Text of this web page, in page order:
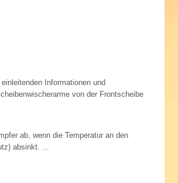
Informationen und
von der Frontscheibe
ab, wenn die Temperatur an den
absinkt. ...